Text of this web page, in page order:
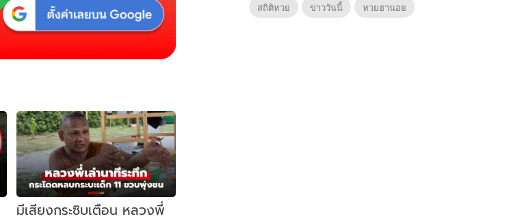
มีเสียงกระซิบเตือน หลวงพี่
สถิติหวย
ข่าววันนี้ หวยฮานอย